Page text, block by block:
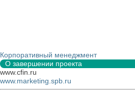
Корпоративный менеджмент
О завершении проекта
www.cfin.ru
www.marketing.spb.ru